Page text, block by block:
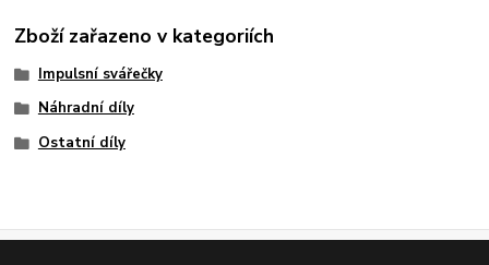
Zboží zařazeno v kategoriích
Impulsní svářečky
Náhradní díly
Ostatní díly